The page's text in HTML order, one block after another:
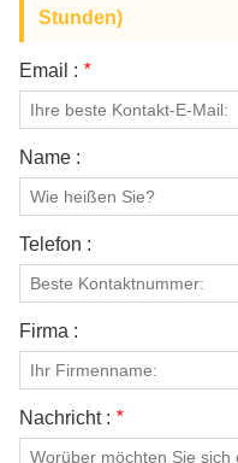
Stunden)
Email : *
Name :
Telefon :
Firma :
Nachricht : *